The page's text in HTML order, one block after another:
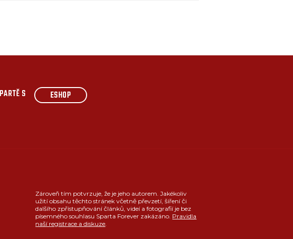
S ESHOP
Zároveň tím potvrzuje, že je jeho autorem. Jakékoliv
užití obsahu těchto stránek včetně převzetí, šíření či
dalšího zpřístupňování článků, videí a fotografií je bez
písemného souhlasu Sparta Forever zakázáno. Pravidla
naší registrace a diskuze